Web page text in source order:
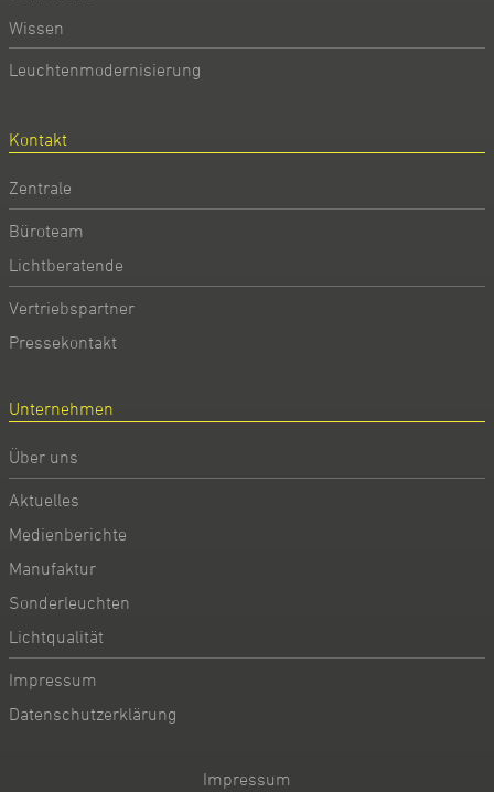
Wissen
Leuchtenmodernisierung
Kontakt
Zentrale
Büroteam
Lichtberatende
Vertriebspartner
Pressekontakt
Unternehmen
Über uns
Aktuelles
Medienberichte
Manufaktur
Sonderleuchten
Lichtqualität
Impressum
Datenschutzerklärung
Impressum